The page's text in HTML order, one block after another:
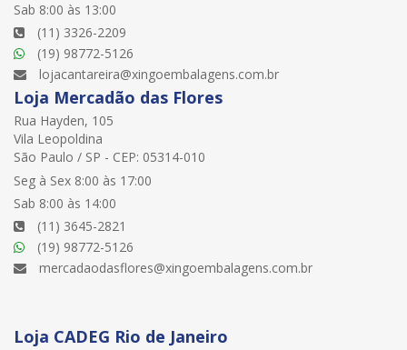
Sab 8:00 às 13:00
(11) 3326-2209
(19) 98772-5126
lojacantareira@xingoembalagens.com.br
Loja Mercadão das Flores
Rua Hayden, 105
Vila Leopoldina
São Paulo / SP - CEP: 05314-010
Seg à Sex 8:00 às 17:00
Sab 8:00 às 14:00
(11) 3645-2821
(19) 98772-5126
mercadaodasflores@xingoembalagens.com.br
Loja CADEG Rio de Janeiro